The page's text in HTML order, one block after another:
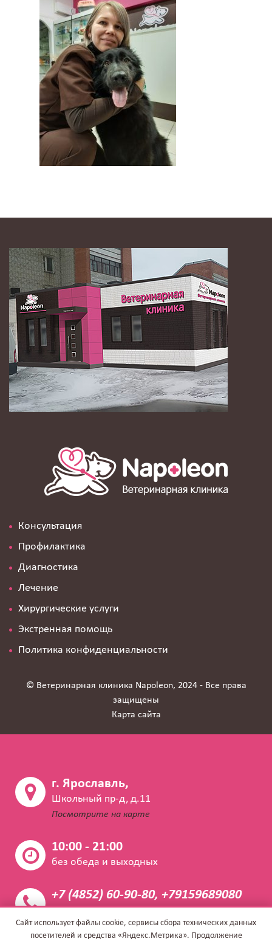
Консультация
Профилактика
Диагностика
Лечение
Хирургические услуги
Экстренная помощь
Политика конфиденциальности
© Ветеринарная клиника Napoleon, 2024 - Все права
защищены
Карта сайта
г. Ярославль,
Школьный пр-д, д.11
Посмотрите на карте
10:00 - 21:00
без обеда и выходных
+7 (4852) 60-90-80, +79159689080
Закажите звонок
Сайт использует файлы cookie, сервисы сбора технических данных
посетителей и средства «Яндекс.Метрика». Продолжение